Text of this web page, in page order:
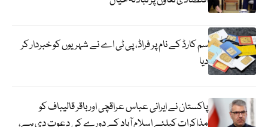
سم کارڈ کے نام پر فراڈ، پی ٹی اے نے شہریوں کو خبردار کر
دیا
پاکستان نے ایرانی عباس عراقچی اورباقر قالیباف کو
مذاکرات کیلئے اسلام آباد کے دورے کی دعوت دی ہے،